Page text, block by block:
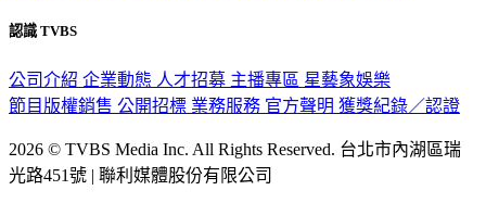
認識 TVBS
公司介紹 企業動態 人才招募 主播專區 星藝象娛樂
節目版權銷售 公開招標 業務服務 官方聲明 獲獎紀錄／認證
2026 © TVBS Media Inc. All Rights Reserved. 台北市內湖區瑞
光路451號 | 聯利媒體股份有限公司